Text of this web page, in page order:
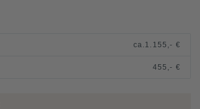
ca. 1.155,- €
455,- €